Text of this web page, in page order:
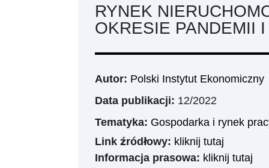
RYNEK
OKRESIE PANDEMII
Autor: Polski Instytut Ekonomiczny
Data publikacji: 12/2022
Tematyka: Gospodarka i rynek
Link źródłowy: kliknij tutaj
Informacja prasowa: kliknij tutaj